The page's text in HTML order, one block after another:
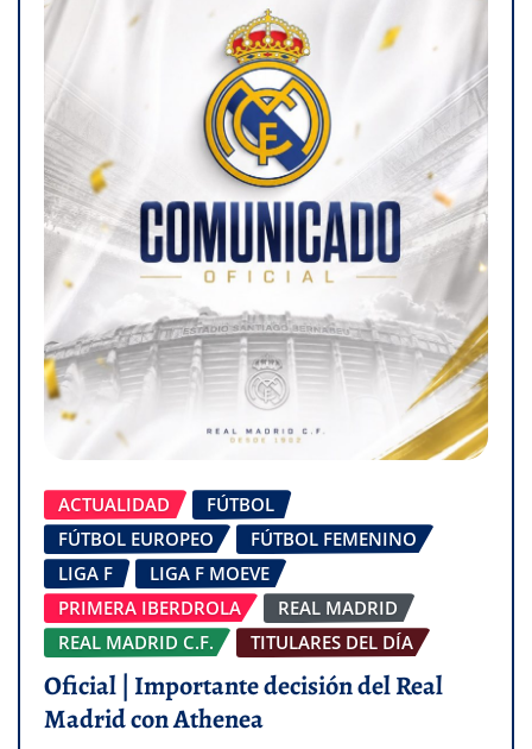
ACTUALIDAD
FÚTBOL
FÚTBOL EUROPEO
FÚTBOL FEMENINO
LIGA F
LIGA F MOEVE
PRIMERA IBERDROLA
REAL MADRID
REAL MADRID C.F.
TITULARES DEL DÍA
Oficial | Importante decisión del Real
Madrid con Athenea